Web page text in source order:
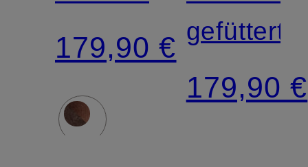
179,90 €
gefüttert
179,90 €